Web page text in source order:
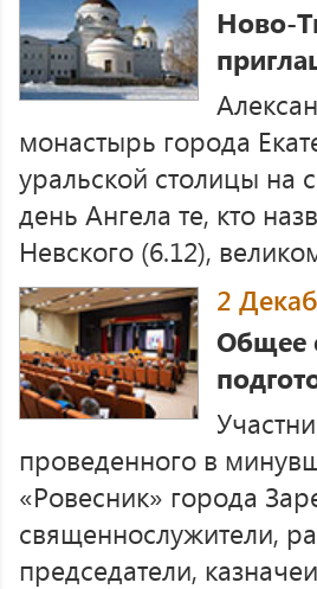
Ново-
монастырь города
уральской столицы на
день Ангела те, кто
Невского (6.12),
2
Общее
проведенного в
«Ровесник» города
священнослужители,
председатели,